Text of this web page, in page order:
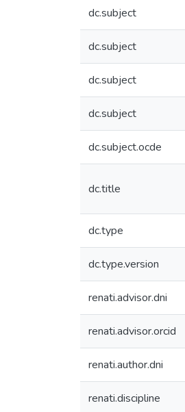
dc.subject
dc.subject
dc.subject
dc.subject
dc.subject.ocde
dc.title
dc.type
dc.type.version
renati.advisor.dni
renati.advisor.orcid
renati.author.dni
renati.discipline